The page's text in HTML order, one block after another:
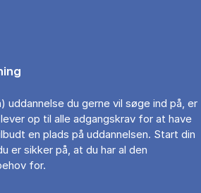
uddannelse du gerne vil søge ind på, er
op til alle adgangskrav for at have
en plads på uddannelsen. Start din
er sikker på, at du har al den
for.